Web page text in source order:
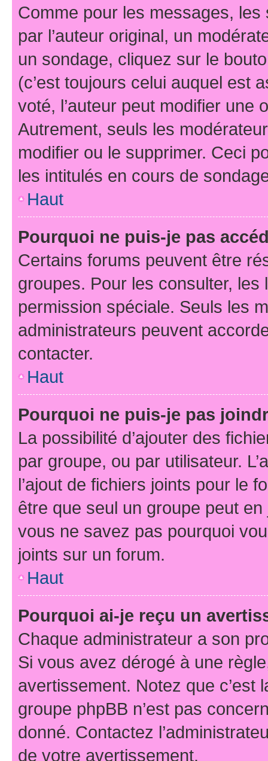
Comme pour les messages,
par l’auteur original, un
un sondage, cliquez sur le
(c’est toujours celui auquel est
voté, l’auteur peut modifier une
Autrement, seuls les
modifier ou le supprimer. Ceci
les intitulés en cours de
Haut
Pourquoi ne puis-je pas
Certains forums peuvent être
groupes. Pour les consulter,
permission spéciale. Seuls les
administrateurs peuvent
contacter.
Haut
Pourquoi ne puis-je pas
La possibilité d’ajouter des
par groupe, ou par utilisateur.
l’ajout de fichiers joints pour le
être que seul un groupe peut
vous ne savez pas pourquoi
joints sur un forum.
Haut
Pourquoi ai-je reçu un
Chaque administrateur a son
Si vous avez dérogé à une
avertissement. Notez que c’est
groupe phpBB n’est pas
donné. Contactez
de votre avertissement.